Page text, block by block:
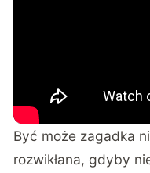
Być może zagadka
rozwikłana, gdyby